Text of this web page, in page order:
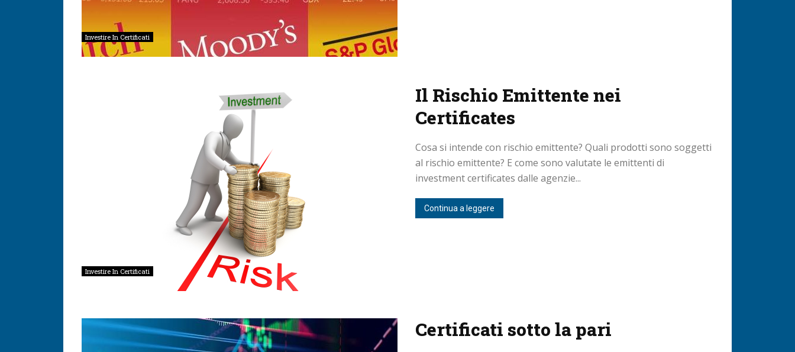
Investire In Certificati
Investire In Certificati
Il Rischio Emittente nei
Certificates
Cosa si intende con rischio emittente? Quali prodotti sono soggetti
al rischio emittente? E come sono valutate le emittenti di
investment certificates dalle agenzie...
Continua a leggere
Certificati sotto la pari